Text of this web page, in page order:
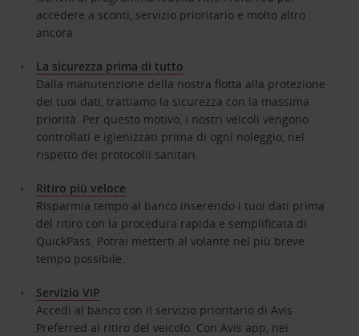
accedere a sconti, servizio prioritario e molto altro
ancora.
La sicurezza prima di tutto
Dalla manutenzione della nostra flotta alla protezione
dei tuoi dati, trattiamo la sicurezza con la massima
priorità. Per questo motivo, i nostri veicoli vengono
controllati e igienizzati prima di ogni noleggio, nel
rispetto dei protocolli sanitari.
Ritiro più veloce
Risparmia tempo al banco inserendo i tuoi dati prima
del ritiro con la procedura rapida e semplificata di
QuickPass. Potrai metterti al volante nel più breve
tempo possibile.
Servizio VIP
Accedi al banco con il servizio prioritario di Avis
Preferred al ritiro del veicolo. Con Avis app, nei